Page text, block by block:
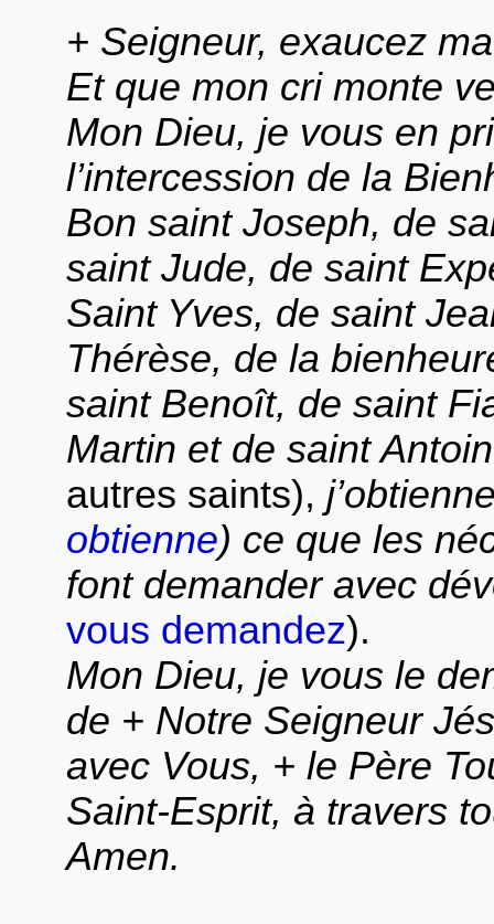
+ Seigneur, exaucez
Et que mon cri monte
Mon Dieu, je vous en
l’intercession de la
Bon saint Joseph, de
saint Jude, de saint
Saint Yves, de saint
Thérèse, de la
saint Benoît, de saint
Martin et de saint
autres saints),
obtienne) ce que les
font demander avec
vous demandez).
Mon Dieu, je vous le
de + Notre Seigneur
avec Vous, + le Père
Saint-Esprit, à travers
Amen.